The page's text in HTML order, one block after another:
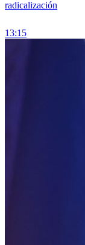
radicalización
13:15